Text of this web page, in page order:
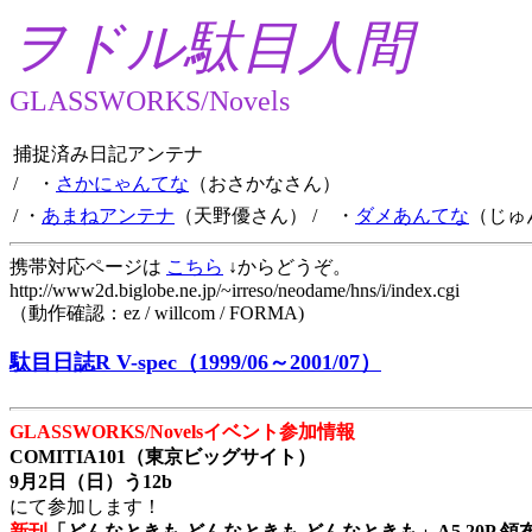
ヲドル駄目人間
GLASSWORKS/Novels
捕捉済み日記アンテナ
/ ・ さかにゃんてな （おさかなさん）
/ ・ あまねアンテナ （天野優さん） / ・ ダメあんてな （じ
携帯対応ページは こちら ↓からどうぞ。
http://www2d.biglobe.ne.jp/~irreso/neodame/hns/i/index.cgi
（動作確認：ez / willcom / FORMA)
駄目日誌R V-spec（1999/06～2001/07）
GLASSWORKS/Novelsイベント参加情報
COMITIA101（東京ビッグサイト）
9月2日（日）う12b
にて参加します！